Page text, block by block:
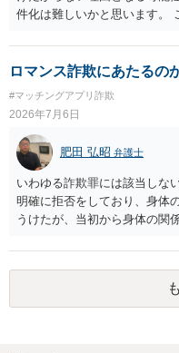
署に被害相談をするようにし
良いかと思います。
件化は難しいかと思います。
ロマンス詐欺にあたるの
#マッチングアプリ詐欺
2026年7月6日
肥田 弘昭 弁護士
いわゆる詐欺罪には該当しな
明確に拒否をしており、身体
うけたが、当初から身体の関
欲しいこと身体の関係は拒否
れを前提に金銭交付していま
と思います。ご参考にしてく